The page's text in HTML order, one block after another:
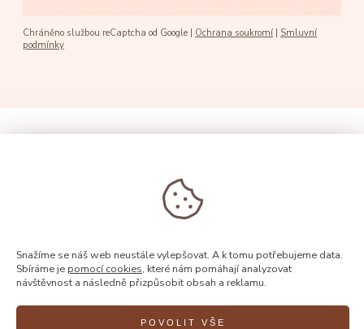
Chráněno službou reCaptcha od Google | Ochrana soukromí
Smluvní
podmínky
Snažíme se náš web neustále vylepšovat. A k tomu potřebujeme data.
Sbíráme je pomocí cookies, které nám pomáhají analyzovat
návštěvnost a následně přizpůsobit obsah a reklamu.
POVOLIT VŠE